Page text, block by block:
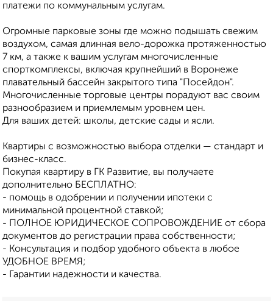
платежи по коммунальным услугам.
Огромные парковые зоны где можно подышать свежим
воздухом, самая длинная вело-дорожка протяженностью
7 км, а также к вашим услугам многочисленные
спорткомплексы, включая крупнейший в Воронеже
плавательный бассейн закрытого типа "Посейдон".
Многочисленные торговые центры порадуют вас своим
разнообразием и приемлемым уровнем цен.
Для ваших детей: школы, детские сады и ясли.
Квартиры с возможностью выбора отделки — стандарт и
бизнес-класс.
Покупая квартиру в ГК Развитие, вы получаете
дополнительно БЕСПЛАТНО:
- помощь в одобрении и получении ипотеки с
минимальной процентной ставкой;
- ПОЛНОЕ ЮРИДИЧЕСКОЕ СОПРОВОЖДЕНИЕ от сбора
документов до регистрации права собственности;
- Консультация и подбор удобного объекта в любое
УДОБНОЕ ВРЕМЯ;
- Гарантии надежности и качества.